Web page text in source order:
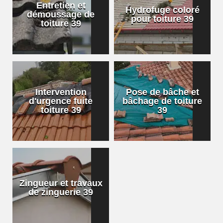
Entretien et
démoussage de
toiture 39
Hydrofuge coloré
pour toiture 39
Intervention
d'urgence fuite
toiture 39
Pose de bâche et
bâchage de toiture
39
Zingueur et travaux
de zinguerie 39